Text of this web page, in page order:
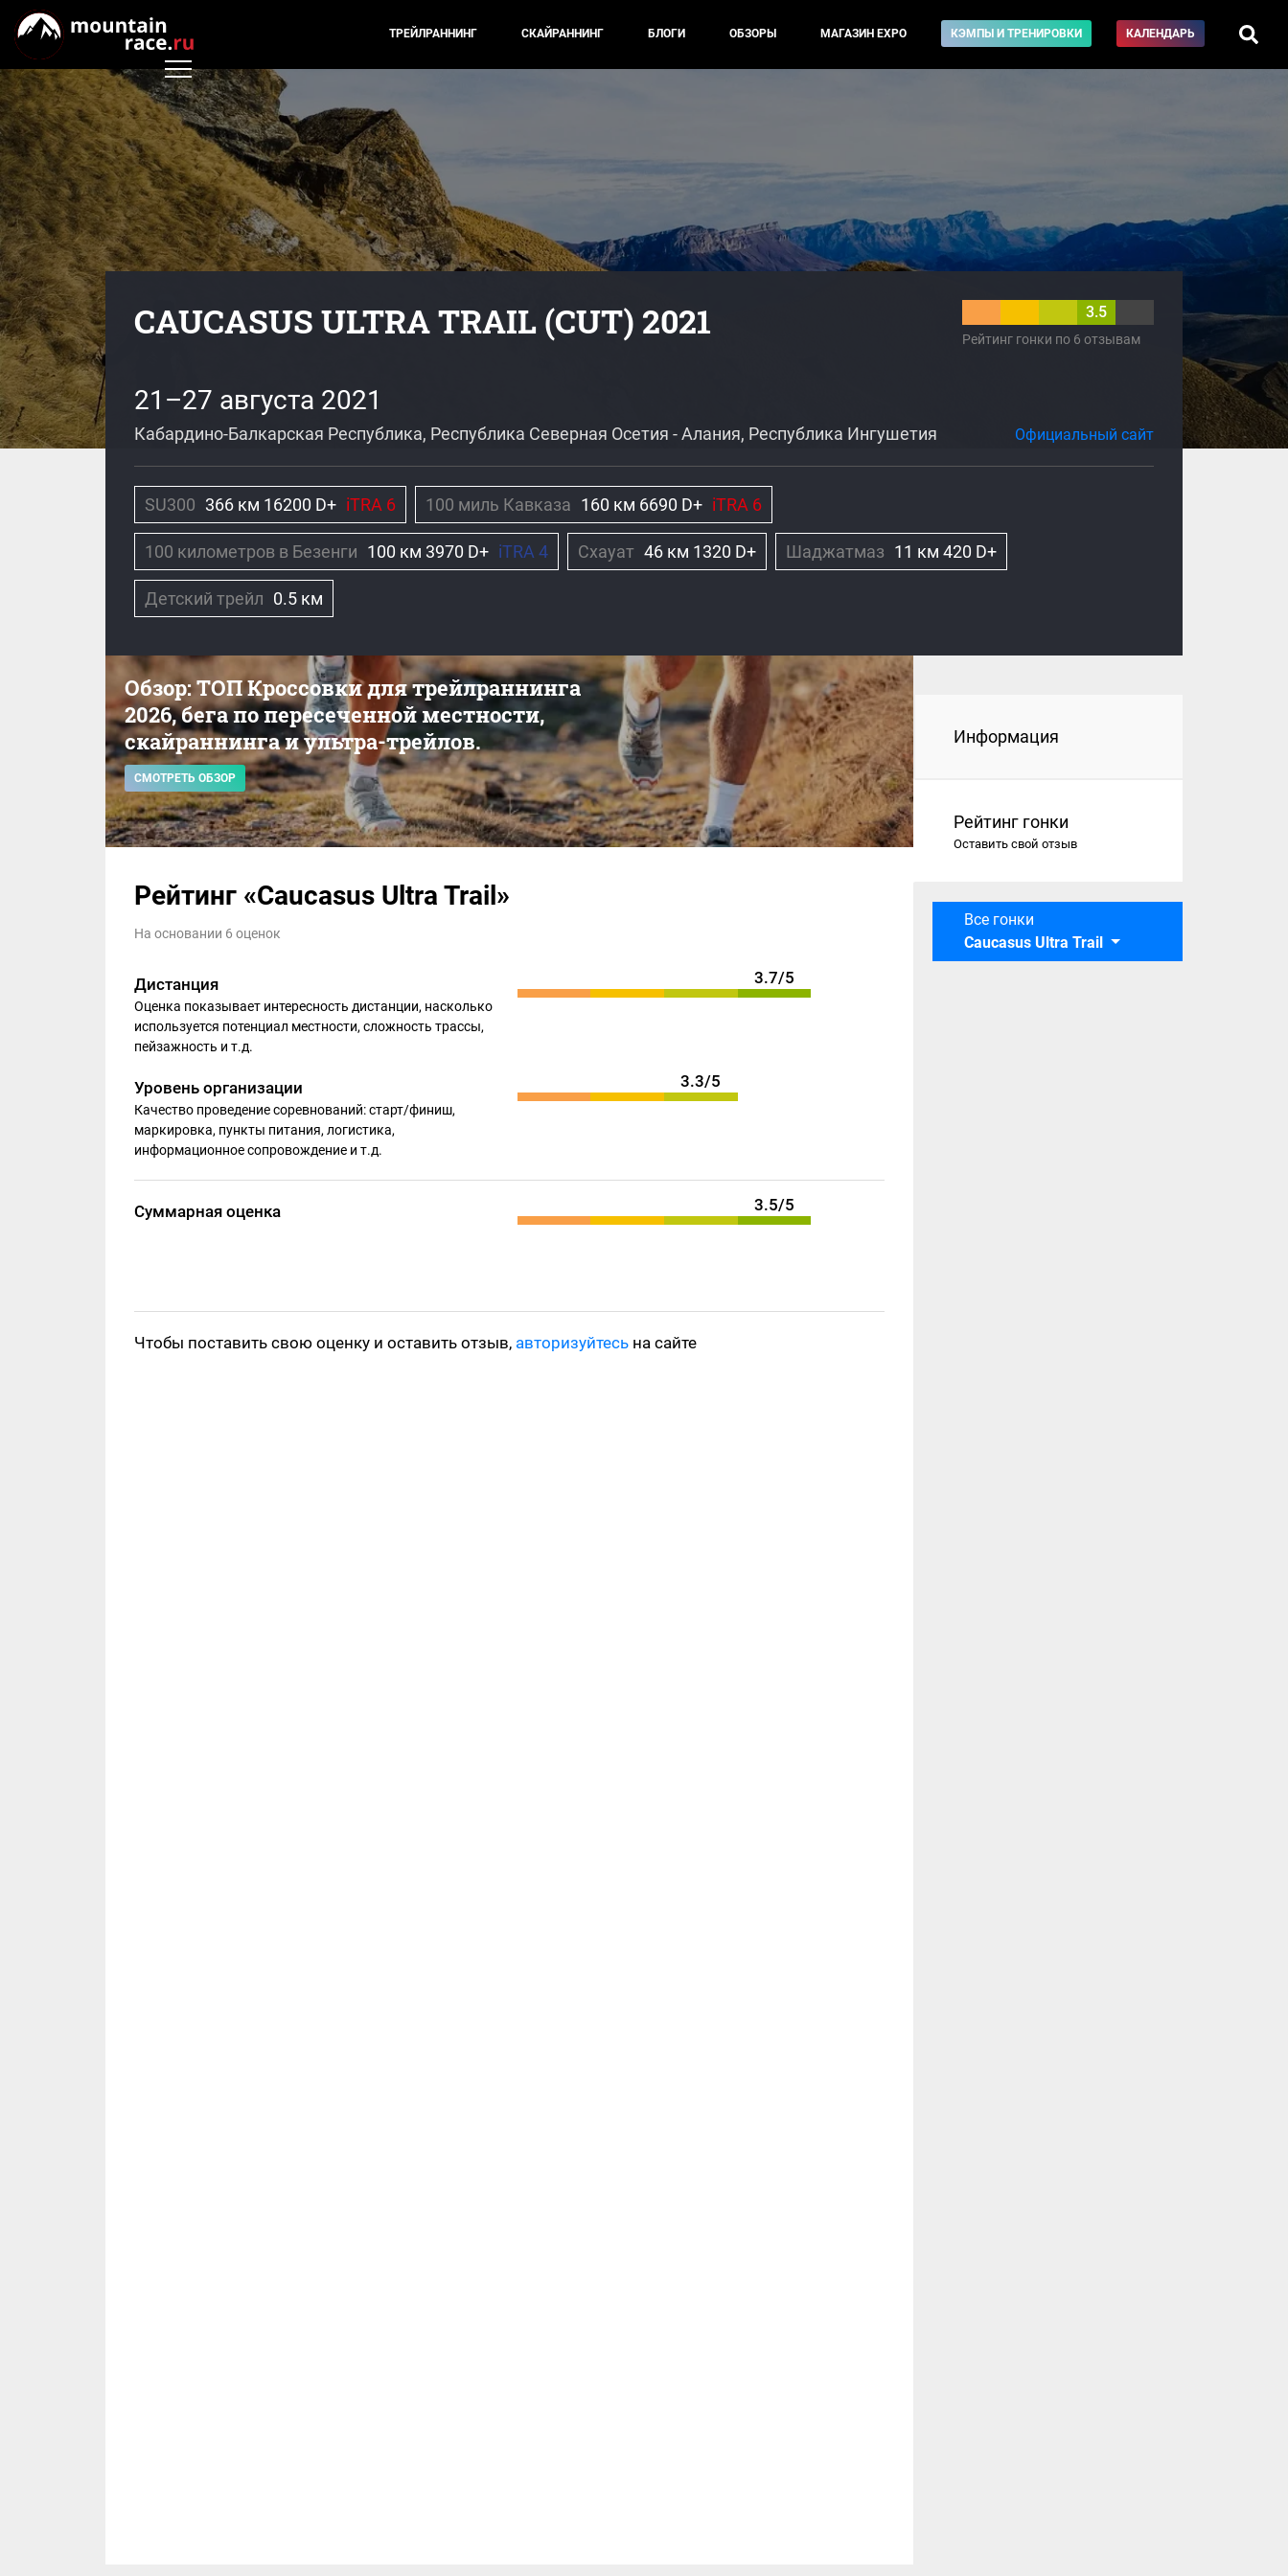
ТРЕЙЛРАННИНГ СКАЙРАННИНГ БЛОГИ ОБЗОРЫ МАГАЗИН EXPO КЭМПЫ И ТРЕНИРОВКИ КАЛЕНДАРЬ
CAUCASUS ULTRA TRAIL (CUT) 2021 3.5
Рейтинг гонки по 6 отзывам
21–27 августа 2021
Кабардино-Балкарская Республика, Республика Северная Осетия - Алания, Республика Ингушетия Официальный сайт
SU300 366 км 16200 D+ iTRA 6 100 миль Кавказа 160 км 6690 D+ iTRA 6
100 километров в Безенги 100 км 3970 D+ iTRA 4 Схауат 46 км 1320 D+ Шаджатмаз 11 км 420 D+
Детский трейл 0.5 км
Обзор: ТОП Кроссовки для трейлраннинга
2026, бега по пересеченной местности,
скайраннинга и ультра-трейлов.
СМОТРЕТЬ ОБЗОР
Рейтинг «Caucasus Ultra Trail»
На основании 6 оценок
Дистанция
Оценка показывает интересность дистанции, насколько
используется потенциал местности, сложность трассы,
пейзажность и т.д.
3.7/5
Уровень организации
Качество проведение соревнований: старт/финиш,
маркировка, пункты питания, логистика,
информационное сопровождение и т.д.
3.3/5
Суммарная оценка 3.5/5
Чтобы поставить свою оценку и оставить отзыв, авторизуйтесь на сайте
Информация
Рейтинг гонки
Оставить свой отзыв
Все гонки
Caucasus Ultra Trail